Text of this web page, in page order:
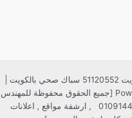
Copyright © 2026 ادوات صحية الكويت 51120552 سباك صحي بالكويت |
شركة الشهداء | كفاءة وخبرة | Powered by [جميع الحقوق محفوظة للمهندس
اندرو تصميم مواقع اتصل علي 01091445989 , ارشفة مواقع , اعلانات